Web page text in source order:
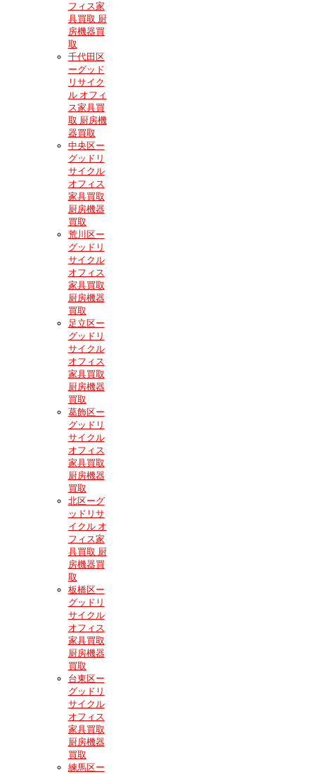
フィス家
具買取 厨
房機器買
取
千代田区
ーグッド
リサイク
ル オフィ
ス家具買
取 厨房機
器買取
中央区ー
グッドリ
サイクル
オフィス
家具買取
厨房機器
買取
荒川区ー
グッドリ
サイクル
オフィス
家具買取
厨房機器
買取
足立区ー
グッドリ
サイクル
オフィス
家具買取
厨房機器
買取
葛飾区ー
グッドリ
サイクル
オフィス
家具買取
厨房機器
買取
北区ーグ
ッドリサ
イクル オ
フィス家
具買取 厨
房機器買
取
板橋区ー
グッドリ
サイクル
オフィス
家具買取
厨房機器
買取
台東区ー
グッドリ
サイクル
オフィス
家具買取
厨房機器
買取
練馬区ー